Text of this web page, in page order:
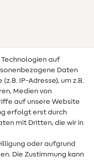
auf
Daten
IP-Adresse), um z.B.
Medien von
auf unsere Website
erfolgt erst durch
mit Dritten, die wir in
oder aufgrund
Die Zustimmung kann